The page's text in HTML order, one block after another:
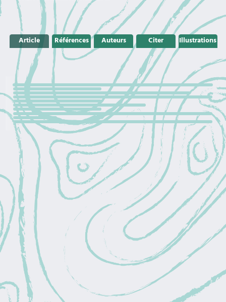
Article Références Auteurs Citer Illustrations